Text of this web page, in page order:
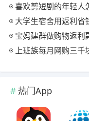
喜欢剪短剧的年轻人
大学生宿舍用返利省
宝妈建群做购物返利
上班族每月网购三千
热门App